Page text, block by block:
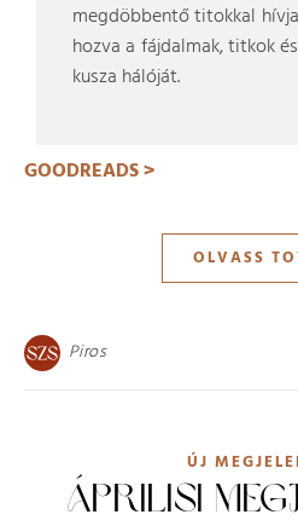
megdöbbentő titokkal
hozva a fájdalmak, titkok
kusza hálóját.
GOODREADS >
OLVASS
Piros
ÚJ
ÁPRILISI